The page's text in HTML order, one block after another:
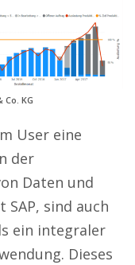
KG
User eine
der
Daten und
sind auch
ein integraler
Dieses